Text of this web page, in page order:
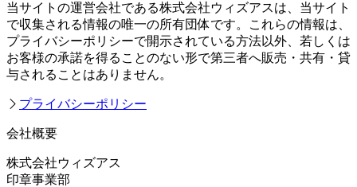
当サイトの運営会社である株式会社ウィズアスは、当サイト
で収集される情報の唯一の所有団体です。これらの情報は、
プライバシーポリシーで開示されている方法以外、若しくは
お客様の承諾を得ることのない形で第三者へ販売・共有・貸
与されることはありません。
プライバシーポリシー
会社概要
株式会社ウィズアス
印章事業部